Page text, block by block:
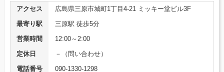
アクセス
広島県三原市城町1丁目4-21 ミッキー堂ビル3F
最寄り駅
三原駅 徒歩5分
営業時間
12:00～2:00
定休日
－（問い合わせ）
電話番号
090-1330-1298